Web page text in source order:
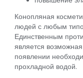
Конопляная
людей с любым
Единственным
является
появлении
прохладной водой.